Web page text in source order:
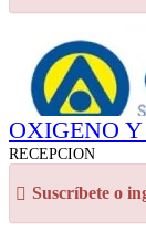
OXIGENO Y
RECEPCION
Suscríbete o